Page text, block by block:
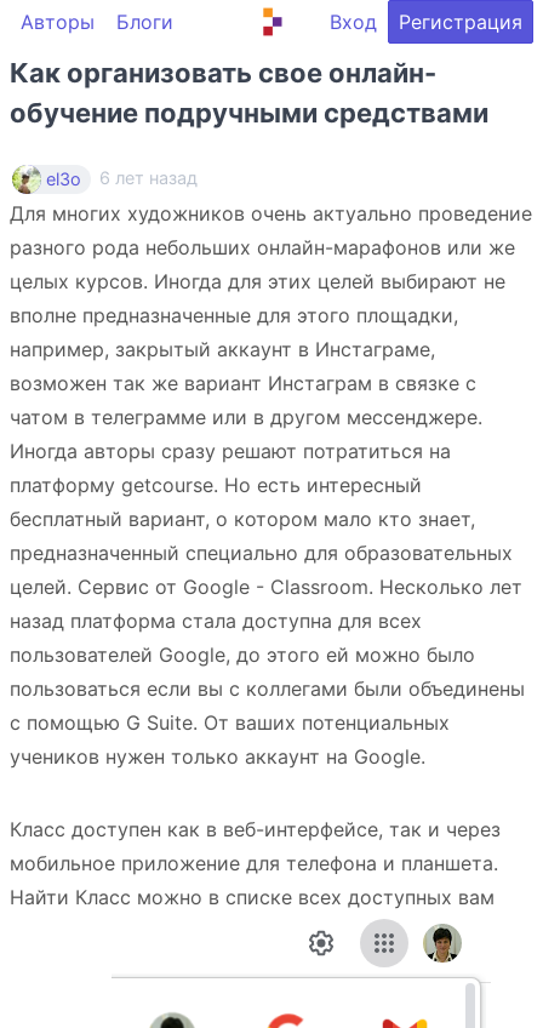
Авторы Блоги Вход Регистрация
Как организовать свое онлайн-
обучение подручными средствами
el3o 6 лет назад
Для многих художников очень актуально проведение
разного рода небольших онлайн-марафонов или же
целых курсов. Иногда для этих целей выбирают не
вполне предназначенные для этого площадки,
например, закрытый аккаунт в Инстаграме,
возможен так же вариант Инстаграм в связке с
чатом в телеграмме или в другом мессенджере.
Иногда авторы сразу решают потратиться на
платформу getcourse. Но есть интересный
бесплатный вариант, о котором мало кто знает,
предназначенный специально для образовательных
целей. Сервис от Google - Classroom. Несколько лет
назад платформа стала доступна для всех
пользователей Google, до этого ей можно было
пользоваться если вы с коллегами были объединены
с помощью G Suite. От ваших потенциальных
учеников нужен только аккаунт на Google.
Класс доступен как в веб-интерфейсе, так и через
мобильное приложение для телефона и планшета.
Найти Класс можно в списке всех доступных вам